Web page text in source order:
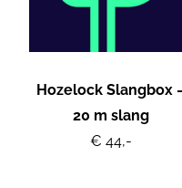
Hozelock Slangbox
20 m slang
€ 44,-